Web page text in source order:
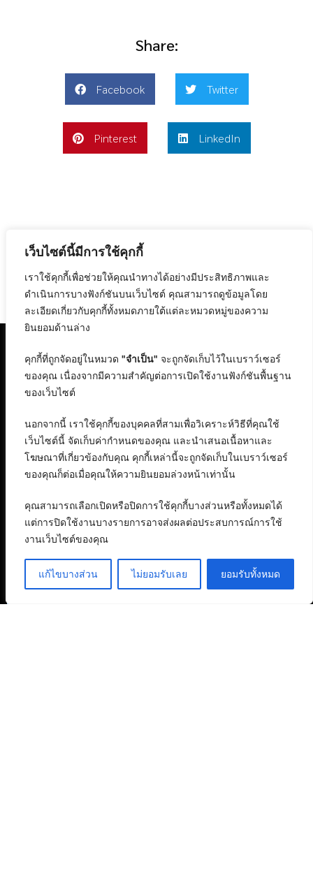
เว็บไซต์นี้มีการใช้คุกกี้
เราใช้คุกกี้เพื่อช่วยให้คุณนำทางได้อย่างมีประสิทธิภาพและ
ดำเนินการบางฟังก์ชันบนเว็บไซต์ คุณสามารถดูข้อมูลโดย
ละเอียดเกี่ยวกับคุกกี้ทั้งหมดภายใต้แต่ละหมวดหมู่ของความ
ยินยอมด้านล่าง
คุกกี้ที่ถูกจัดอยู่ในหมวด "จำเป็น" จะถูกจัดเก็บไว้ในเบราว์เซอร์
ของคุณ เนื่องจากมีความสำคัญต่อการเปิดใช้งานฟังก์ชันพื้นฐาน
ของเว็บไซต์
นอกจากนี้ เราใช้คุกกี้ของบุคคลที่สามเพื่อวิเคราะห์วิธีที่คุณใช้
เว็บไซต์นี้ จัดเก็บค่ากำหนดของคุณ และนำเสนอเนื้อหาและ
โฆษณาที่เกี่ยวข้องกับคุณ คุกกี้เหล่านี้จะถูกจัดเก็บในเบราว์เซอร์
ของคุณก็ต่อเมื่อคุณให้ความยินยอมล่วงหน้าเท่านั้น
คุณสามารถเลือกเปิดหรือปิดการใช้คุกกี้บางส่วนหรือทั้งหมดได้
แต่การปิดใช้งานบางรายการอาจส่งผลต่อประสบการณ์การใช้
งานเว็บไซต์ของคุณ
แก้ไขบางส่วน ไม่ยอมรับเลย ยอมรับทั้งหมด
Share:
Facebook Twitter
Pinterest LinkedIn
Previous
เที่ยวระนอง ท่องสองประเทศ ไปเกาะนาวโอพี ประเทศพม่า
Next
Unseen อุทัยธานี กับ 5 สถานที่ท่องเที่ยว ที่คนไทยควรไปให้ได้ซักครั้งในชีวิต